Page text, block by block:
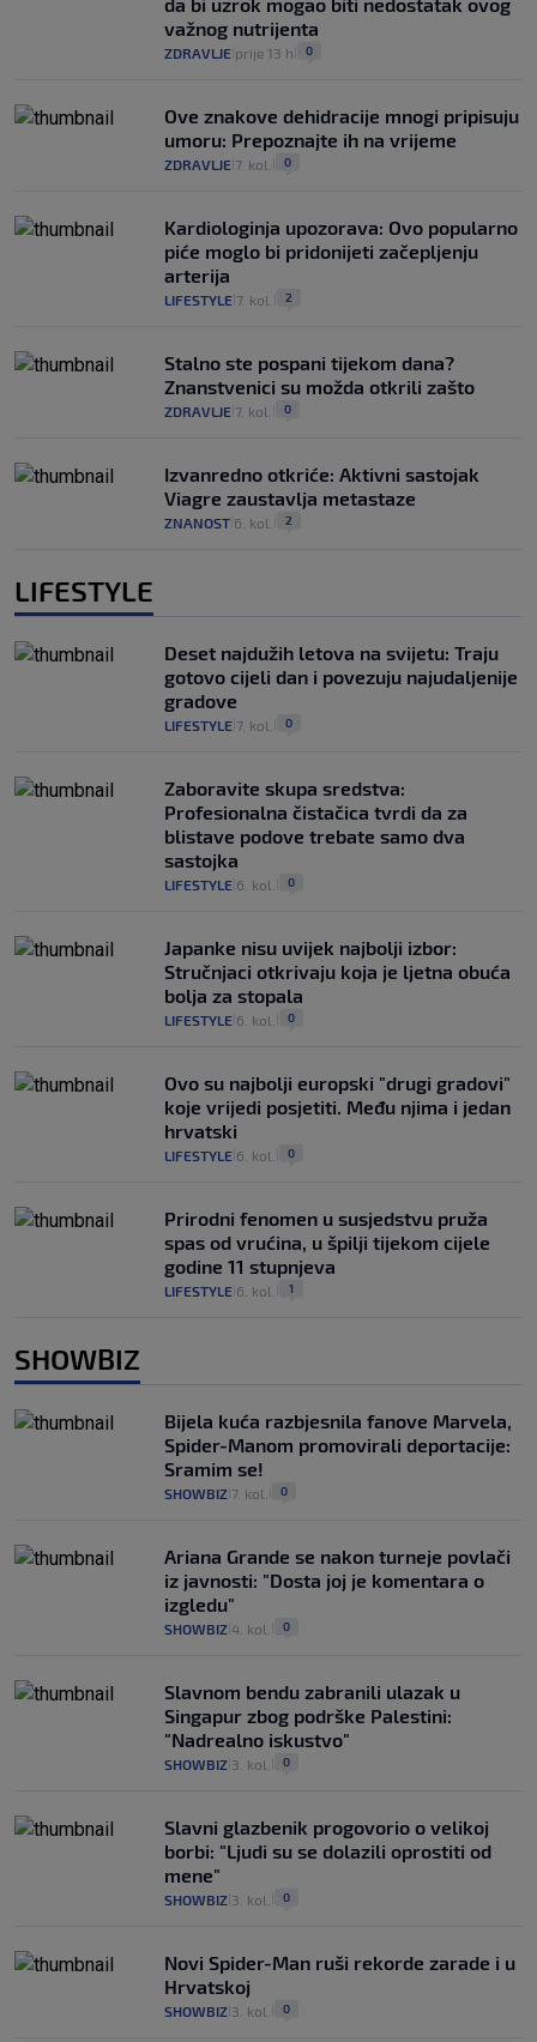
da bi uzrok mogao biti nedostatak ovog
važnog nutrijenta
ZDRAVLJE prije 13 h 0
Ove znakove dehidracije mnogi pripisuju
umoru: Prepoznajte ih na vrijeme
ZDRAVLJE 7. kol. 0
Kardiologinja upozorava: Ovo popularno
piće moglo bi pridonijeti začepljenju
arterija
LIFESTYLE 7. kol. 2
Stalno ste pospani tijekom dana?
Znanstvenici su možda otkrili zašto
ZDRAVLJE 7. kol. 0
Izvanredno otkriće: Aktivni sastojak
Viagre zaustavlja metastaze
ZNANOST 6. kol. 2
LIFESTYLE
Deset najdužih letova na svijetu: Traju
gotovo cijeli dan i povezuju najudaljenije
gradove
LIFESTYLE 7. kol. 0
Zaboravite skupa sredstva:
Profesionalna čistačica tvrdi da za
blistave podove trebate samo dva
sastojka
LIFESTYLE 6. kol. 0
Japanke nisu uvijek najbolji izbor:
Stručnjaci otkrivaju koja je ljetna obuća
bolja za stopala
LIFESTYLE 6. kol. 0
Ovo su najbolji europski "drugi gradovi"
koje vrijedi posjetiti. Među njima i jedan
hrvatski
LIFESTYLE 6. kol. 0
Prirodni fenomen u susjedstvu pruža
spas od vrućina, u špilji tijekom cijele
godine 11 stupnjeva
LIFESTYLE 6. kol. 1
SHOWBIZ
Bijela kuća razbjesnila fanove Marvela,
Spider-Manom promovirali deportacije:
Sramim se!
SHOWBIZ 7. kol. 0
Ariana Grande se nakon turneje povlači
iz javnosti: "Dosta joj je komentara o
izgledu"
SHOWBIZ 4. kol. 0
Slavnom bendu zabranili ulazak u
Singapur zbog podrške Palestini:
"Nadrealno iskustvo"
SHOWBIZ 3. kol. 0
Slavni glazbenik progovorio o velikoj
borbi: "Ljudi su se dolazili oprostiti od
mene"
SHOWBIZ 3. kol. 0
Novi Spider-Man ruši rekorde zarade i u
Hrvatskoj
SHOWBIZ 3. kol. 0